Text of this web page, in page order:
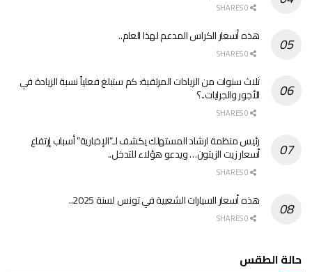
هذه أسعار الكراس المدعم لهذا العام..
ثلاث سنوات من الزيادات المرتقبة: كم ستبلغ فعلياً نسبة الزيادة في
الأجور والجرايات..؟
رئيس منظمة ارشاد المستهلك يكشف لـ”الإخبارية” أسباب إرتفاع
أسعار زيت الزيتون… ويدعو هؤلاء للتدخل..
هذه أسعار السيارات الشعبية في تونس لسنة 2025..
حالة الطقس